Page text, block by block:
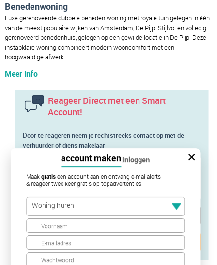
account maken|Inloggen ×
Maakgratiseen account aan en ontvang e-mailalerts
& reageer twee keer gratis op topadvertenties.
Woning huren
Benedenwoning
Luxe gerenoveerde dubbele beneden woning met royale tuin gelegen in één
van de meest populaire wijken van Amsterdam, De Pijp. Stijlvol en volledig
gerenoveerd benedenhuis, gelegen op een gewilde locatie in De Pijp. Deze
instapklare woning combineert modern wooncomfort met een
hoogwaardige afwerki....
Meer info
Reageer Direct met een Smart
Account!
Door te reageren neem je rechtstreeks contact op met de
verhuurder of diens makelaar